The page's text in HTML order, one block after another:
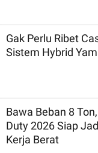
Gak Perlu Ribet
Sistem Hybrid
Bawa Beban 8
Duty 2026 Siap
Kerja Berat